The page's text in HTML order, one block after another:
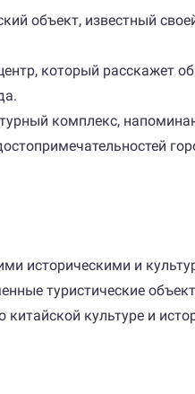
объект, известный
который расскажет
комплекс,
историческими и
туристические
китайской культуре и